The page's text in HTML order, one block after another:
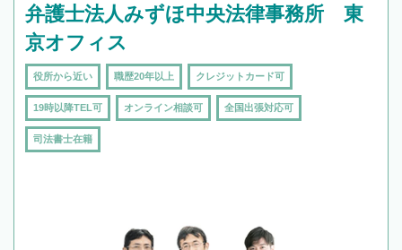
弁護士法人みずほ中央法律事務所 東
京オフィス
役所から近い 職歴20年以上 クレジットカード可
19時以降TEL可 オンライン相談可 全国出張対応可
司法書士在籍